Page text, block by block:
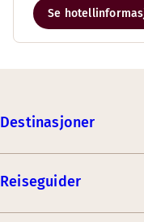
Se
Destinasjoner
Reiseguider